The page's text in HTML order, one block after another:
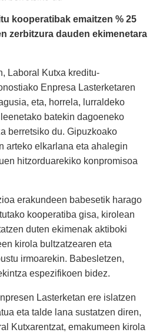
kooperatibak emaitzen % 25
zerbitzura dauden ekimenetara
Laboral Kutxa kreditu-
Enpresa Lasterketaren
eta, horrela, lurraldeko
batekin dagoeneko
berretsiko du. Gipuzkoako
arteko elkarlana eta ahalegin
hitzorduarekiko konpromisoa
erakundeen babesetik harago
kooperatiba gisa, kirolean
duten ekimenak aktiboki
kirola bultzatzearen eta
irmoarekin. Babesletzen,
espezifikoen bidez.
Lasterketan ere islatzen
eta talde lana sustatzen diren,
Kutxarentzat, emakumeen kirola